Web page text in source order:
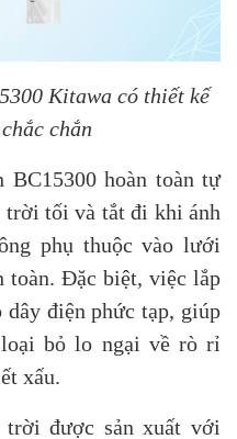
Kitawa có thiết kế
chắn
BC15300 hoàn toàn tự
trời tối và tắt đi khi ánh
phụ thuộc vào lưới
toàn. Đặc biệt, việc lắp
điện phức tạp, giúp
bỏ lo ngại về rò rỉ
xấu.
được sản xuất với